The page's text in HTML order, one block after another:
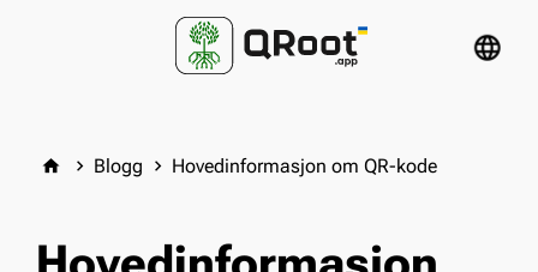
language
home keyboard_arrow_right Blogg keyboard_arrow_right Hovedinformasjon om QR-kode